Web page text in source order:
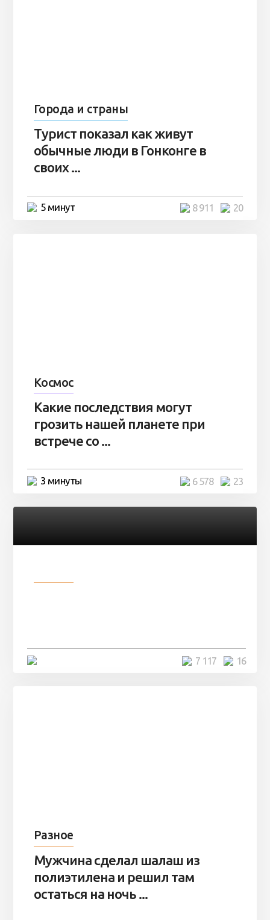
Города и страны
Турист показал как живут
обычные люди в Гонконге в
своих ...
5 минут 20
8 911
Космос
Какие последствия могут
грозить нашей планете при
встрече со ...
3 минуты 23
6 578
16
7 117
Разное
Мужчина сделал шалаш из
полиэтилена и решил там
остаться на ночь ...